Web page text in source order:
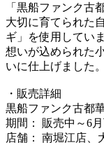
「黒船ファンク古
大切に育てられた
ギ」を使用していま
想いが込められた
いに仕上げました。
・販売詳細
黒船ファンク古都
期間： 販売中～6
店舗： 南堀江店、